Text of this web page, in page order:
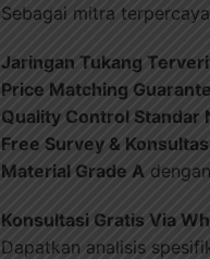
Sebagai mitra
Jaringan Tukang
Price Matching
Quality Control Standar
Free Survey &
Material Grade A
Konsultasi Gratis Via
Dapatkan analisis